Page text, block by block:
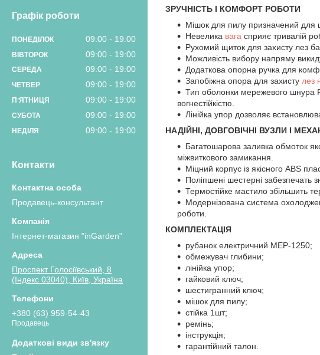
Графік роботи
ПОНЕДІЛОК 09:00 19:00
ВІВТОРОК 09:00 19:00
СЕРЕДА 09:00 19:00
ЧЕТВЕР 09:00 19:00
ПʼЯТНИЦЯ 09:00 19:00
СУБОТА 09:00 19:00
НЕДІЛЯ 09:00 19:00
Контакти
Продавець-консультант
Інтернет-магазин "inGarden"
Проспект Голосіївський, 8
(Індекс 03040), Київ, Україна
+380 (63) 959-54-43
Продавець
ЗРУЧНІСТЬ І КОМФОРТ РОБОТИ
Мішок для пилу призначений для
Невелика вага сприяє тривалій
Рухомий щиток для захисту лез
Можливість вибору напряму
Додаткова опорна ручка для
Запобіжна опора для захисту лез
Тип оболонки мережевого шнура
вогнестійкістю.
Лінійка упор дозволяє
НАДІЙНІ, ДОВГОВІЧНІ ВУЗЛИ І
Багатошарова заливка обмоток
міжвиткового замикання.
Міцний корпус із якісного ABS
Поліпшені шестерні забезпечать
Термостійке мастило збільшить
Модернізована система
роботи.
КОМПЛЕКТАЦІЯ
рубанок електричний MEP-1250;
обмежувач глибини;
лінійка упор;
гайковий ключ;
шестигранний ключ;
мішок для пилу;
стійка 1шт;
ремінь;
інструкція;
гарантійний талон.